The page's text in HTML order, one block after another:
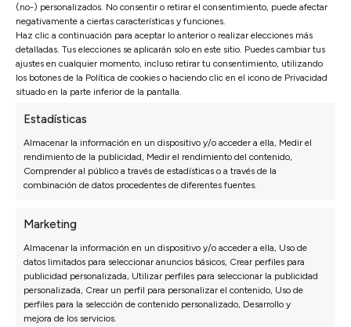
(no-) personalizados. No consentir o retirar el consentimiento, puede afectar
negativamente a ciertas características y funciones.
Haz clic a continuación para aceptar lo anterior o realizar elecciones más
detalladas. Tus elecciones se aplicarán solo en este sitio. Puedes cambiar tus
ajustes en cualquier momento, incluso retirar tu consentimiento, utilizando
los botones de la Política de cookies o haciendo clic en el icono de Privacidad
situado en la parte inferior de la pantalla.
Estadísticas
Almacenar la información en un dispositivo y/o acceder a ella, Medir el
rendimiento de la publicidad, Medir el rendimiento del contenido,
Comprender al público a través de estadísticas o a través de la
combinación de datos procedentes de diferentes fuentes.
Marketing
Almacenar la información en un dispositivo y/o acceder a ella, Uso de
datos limitados para seleccionar anuncios básicos, Crear perfiles para
publicidad personalizada, Utilizar perfiles para seleccionar la publicidad
personalizada, Crear un perfil para personalizar el contenido, Uso de
perfiles para la selección de contenido personalizado, Desarrollo y
mejora de los servicios.
DISEÑO ÚNICO
Los pespuntes, tanto en las riñoneras como en el
lateral, le dan ese toque especial al sofá.